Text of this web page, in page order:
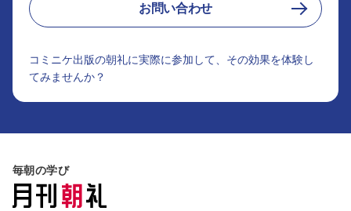
お問い合わせ
コミニケ出版の朝礼に実際に参加して、その効果を体験し
てみませんか？
毎朝の学び